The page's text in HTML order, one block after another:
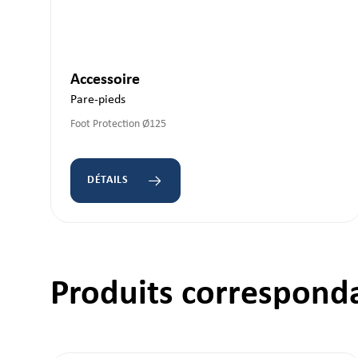
Accessoire
Pare-pieds
Foot Protection Ø125
DÉTAILS
Ignorer la galerie de produits
Produits